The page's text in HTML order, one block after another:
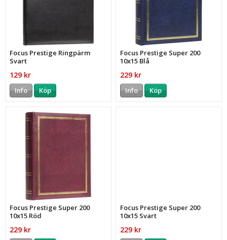
Focus Prestige Ringpärm
Svart
129 kr
Info Köp
Focus Prestige Super 200
10x15 Blå
229 kr
Info Köp
Focus Prestige Super 200
10x15 Röd
229 kr
Focus Prestige Super 200
10x15 Svart
229 kr